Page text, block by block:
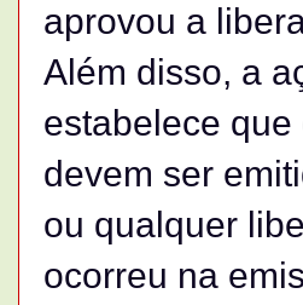
aprovou a
Além disso, a
estabelece
devem ser
ou qualquer
ocorreu na